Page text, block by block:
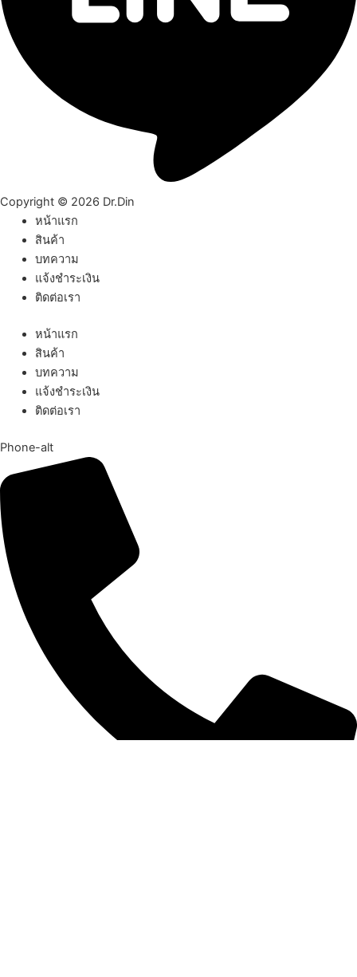
Copyright © 2026 Dr.Din
หน้าแรก
สินค้า
บทความ
แจ้งชำระเงิน
ติดต่อเรา
หน้าแรก
สินค้า
บทความ
แจ้งชำระเงิน
ติดต่อเรา
Phone-alt